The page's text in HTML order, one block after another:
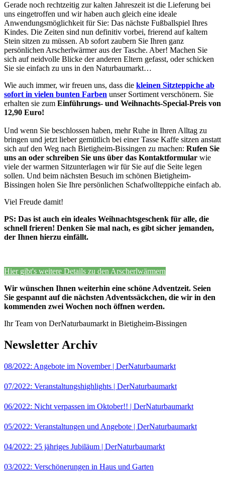
Gerade noch rechtzeitig zur kalten Jahreszeit ist die Lieferung bei
uns eingetroffen und wir haben auch gleich eine ideale
Anwendungsmöglichkeit für Sie: Das nächste Fußballspiel Ihres
Kindes. Die Zeiten sind nun definitiv vorbei, frierend auf kaltem
Stein sitzen zu müssen. Ab sofort zaubern Sie Ihren ganz
persönlichen Arscherlwärmer aus der Tasche. Aber! Machen Sie
sich auf neidvolle Blicke der anderen Eltern gefasst, oder schicken
Sie sie einfach zu uns in den Naturbaumarkt…
Wie auch immer, wir freuen uns, dass die kleinen Sitzteppiche ab
sofort in vielen bunten Farben unser Sortiment verschönern. Sie
erhalten sie zum Einführungs- und Weihnachts-Special-Preis von
12,90 Euro!
Und wenn Sie beschlossen haben, mehr Ruhe in Ihren Alltag zu
bringen und jetzt lieber gemütlich bei einer Tasse Kaffe sitzen anstatt
sich auf den Weg nach Bietigheim-Bissingen zu machen: Rufen Sie
uns an oder schreiben Sie uns über das Kontaktformular wie
viele der warmen Sitzunterlagen wir für Sie auf die Seite legen
sollen. Und beim nächsten Besuch im schönen Bietigheim-
Bissingen holen Sie Ihre persönlichen Schafwollteppiche einfach ab.
Viel Freude damit!
PS: Das ist auch ein ideales Weihnachtsgeschenk für alle, die
schnell frieren! Denken Sie mal nach, es gibt sicher jemanden,
der Ihnen hierzu einfällt.
Hier gibt's weitere Details zu den Arscherlwärmern
Wir wünschen Ihnen weiterhin eine schöne Adventzeit. Seien
Sie gespannt auf die nächsten Adventssäckchen, die wir in den
kommenden zwei Wochen noch öffnen werden.
Ihr Team von DerNaturbaumarkt in Bietigheim-Bissingen
Newsletter Archiv
08/2022: Angebote im November | DerNaturbaumarkt
07/2022: Veranstaltungshighlights | DerNaturbaumarkt
06/2022: Nicht verpassen im Oktober!! | DerNaturbaumarkt
05/2022: Veranstaltungen und Angebote | DerNaturbaumarkt
04/2022: 25 jähriges Jubiläum | DerNaturbaumarkt
03/2022: Verschönerungen in Haus und Garten